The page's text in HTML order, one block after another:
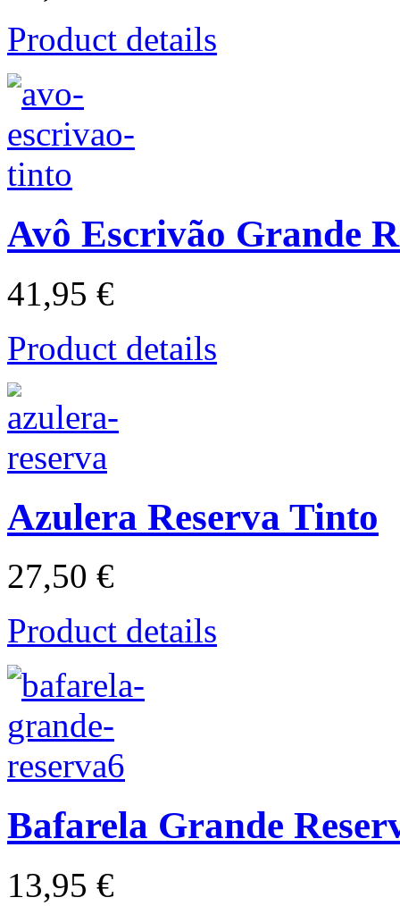
Product details
Avô Escrivão Grande
41,95 €
Product details
Azulera Reserva Tinto
27,50 €
Product details
Bafarela Grande
13,95 €